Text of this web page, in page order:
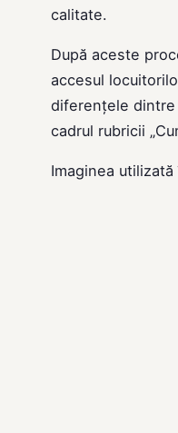
calitate.
După aceste
accesul
diferențele dintre
cadrul rubricii
Imaginea